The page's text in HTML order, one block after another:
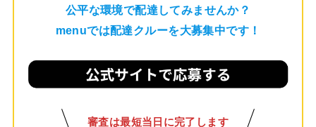
公平な環境で配達してみませんか？
menuでは配達クルーを大募集中です！
審査は最短当日に完了します